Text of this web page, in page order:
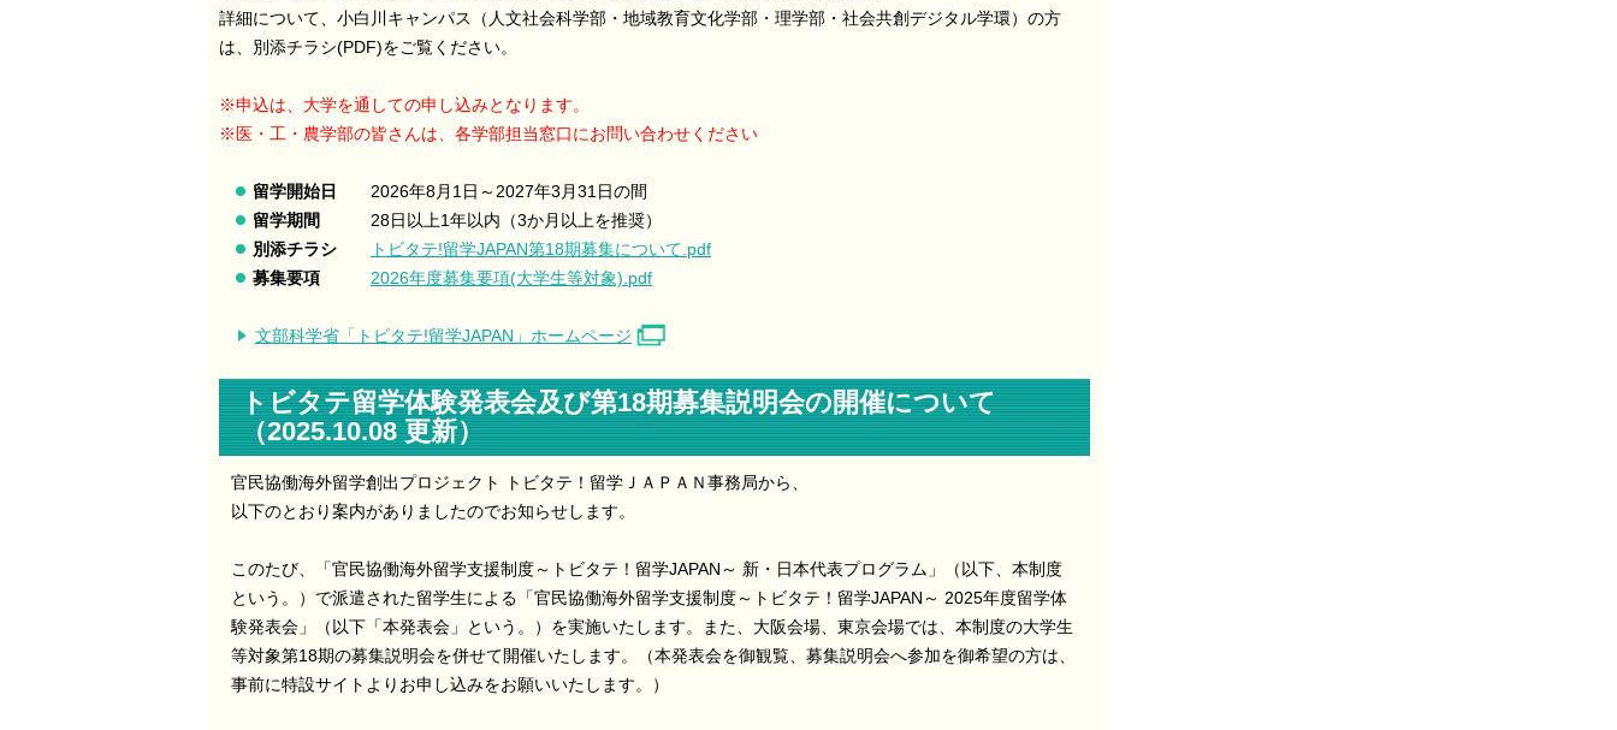
詳細について、小白川キャンパス
（ 人文社会科学部・地域教育文化学部・理学部・社会共創デジタル学環）の方
は、別添チラシ(PDF)をご覧ください。
※申込は、大学を通しての申し込みとなります。
※医・工・農学部の皆さんは、各学部担当窓口にお問い合わせください
留学開始日
2026年8月1日～2027年3月31日の間
留学期間
28日以上1年以内（3か月以上を推奨）
別添チラシ
トビタテ!留学JAPAN第18期募集について.pdf
募集要項
2026年度募集要項(大学生等対象).pdf
文部科学省「トビタテ!留学JAPAN」ホームページ
トビタテ留学体験発表会及び第18期募集説明会の開催について
（2025.10.08 更新）
官民協働海外留学創出プロジェクト トビタテ！留学ＪＡＰＡＮ事務局から、
以下のとおり案内がありましたのでお知らせします。
このたび、「官民協働海外留学支援制度～トビタテ！留学JAPAN～ 新・日本代表プログラム」（以下、本制度
という。）で派遣された留学生による「官民協働海外留学支援制度～トビタテ！留学JAPAN～ 2025年度留学体
験発表会」（以下「本発表会」という。）を実施いたします。また、大阪会場、東京会場では、本制度の大学生
等対象第18期の募集説明会を併せて開催いたします。（本発表会を御観覧、募集説明会へ参加を御希望の方は、
事前に特設サイトよりお申し込みをお願いいたします。）